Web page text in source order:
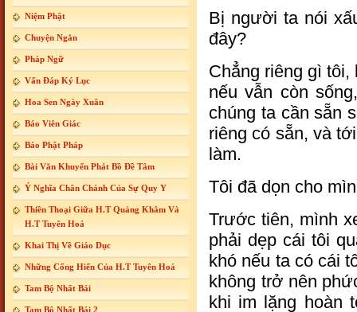
Niệm Phật
Chuyện Ngắn
Pháp Ngữ
Vấn Đáp Ký Lục
Hoa Sen Ngày Xuân
Báo Viên Giác
Báo Phật Pháp
Bài Văn Khuyến Phát Bồ Đề Tâm
Ý Nghĩa Chân Chánh Của Sự Quy Y
Thiền Thoại Giữa H.T Quảng Khâm Và
H.T Tuyên Hoá
Khai Thị Về Giáo Dục
Những Cống Hiến Của H.T Tuyên Hoá
Tam Bộ Nhất Bái
Tam Bộ Nhất Bái 2
Bị người ta nói
đây?
Chẳng riêng gì
nếu vẫn còn
chúng ta cần sẵn
riêng có sẵn, và
làm.
Tôi đã dọn cho
Trước tiên, mình
phải dẹp cái tôi
khó nếu ta có cái
không trở nên
khi im lặng hoàn